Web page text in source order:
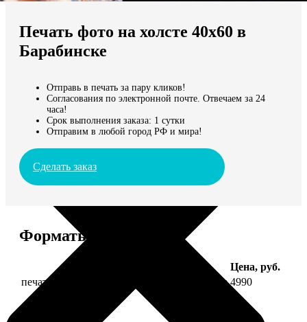
Мы доставляем по всему миру
Продолжить без города
Печать фото на холсте 40х60 в
Барабинске
Отправь в печать за пару кликов!
Согласования по электронной почте. Отвечаем за 24
часа!
Срок выполнения заказа: 1 сутки
Отправим в любой город РФ и мира!
Сделать заказ
Форматы и цены
Цена, руб.
печать фото на холсте 40х60 на подрамнике 4990